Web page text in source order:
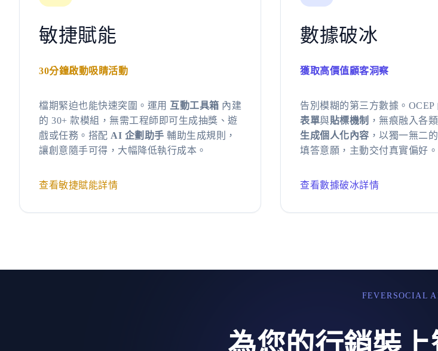
敏捷賦能
30分鐘啟動吸睛活動
檔期緊迫也能快速突圍。運用 互動工具箱 內建
的 30+ 款模組，無需工程師即可生成抽獎、遊
戲或任務。搭配 AI 企劃助手 輔助生成規則，
讓創意隨手可得，大幅降低執行成本。
查看敏捷賦能詳情
數據破冰
獲取高價值顧客洞察
告別模糊的第三方數據。OCEP
表單與貼標機制 ，無痕融入各
生成個人化內容 ，以獨一無二
填答意願，主動交付真實偏好。
查看數據破冰詳情
FEVERSOCIAL
為您的行銷裝